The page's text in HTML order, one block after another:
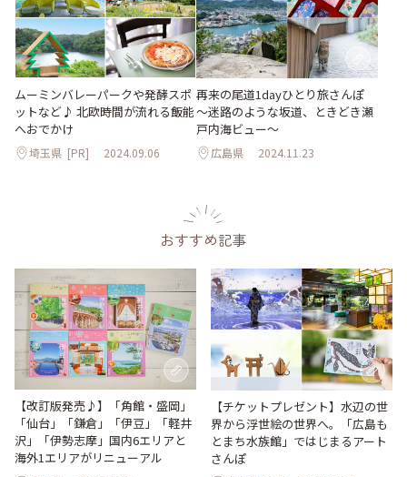
ムーミンバレーパークや発酵スポ
ットなど♪ 北欧時間が流れる飯能
へおでかけ
埼玉県 [PR] 2024.09.06
再来の尾道1dayひとり旅さんぽ
～迷路のような坂道、ときどき瀬
戸内海ビュー～
広島県 2024.11.23
おすすめ記事
【改訂版発売♪】「角館・盛岡」
「仙台」「鎌倉」「伊豆」「軽井
沢」「伊勢志摩」国内6エリアと
海外1エリアがリニューアル
【チケットプレゼント】水辺の世
界から浮世絵の世界へ。「広島も
とまち水族館」ではじまるアート
さんぽ